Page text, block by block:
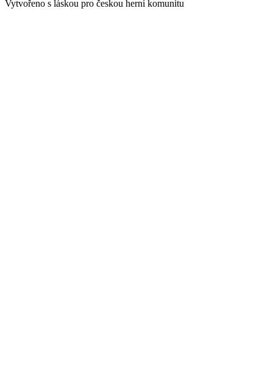
Vytvořeno s láskou pro českou herní komunitu